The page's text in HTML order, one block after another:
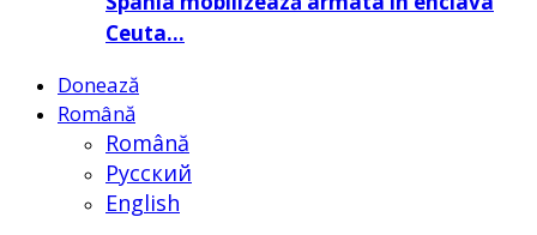
Ceuta…
Donează
Română
Română
Русский
English